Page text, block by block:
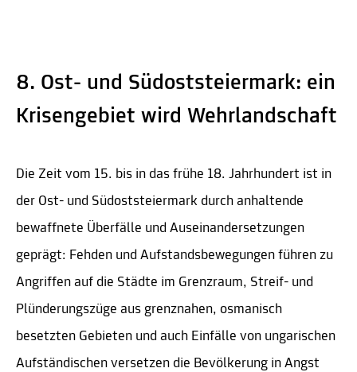
8. Ost- und Südoststeiermark: ein
Krisengebiet wird Wehrlandschaft
Die Zeit vom 15. bis in das frühe 18. Jahrhundert ist in
der Ost- und Südoststeiermark durch anhaltende
bewaffnete Überfälle und Auseinandersetzungen
geprägt: Fehden und Aufstandsbewegungen führen zu
Angriffen auf die Städte im Grenzraum, Streif- und
Plünderungszüge aus grenznahen, osmanisch
besetzten Gebieten und auch Einfälle von ungarischen
Aufständischen versetzen die Bevölkerung in Angst